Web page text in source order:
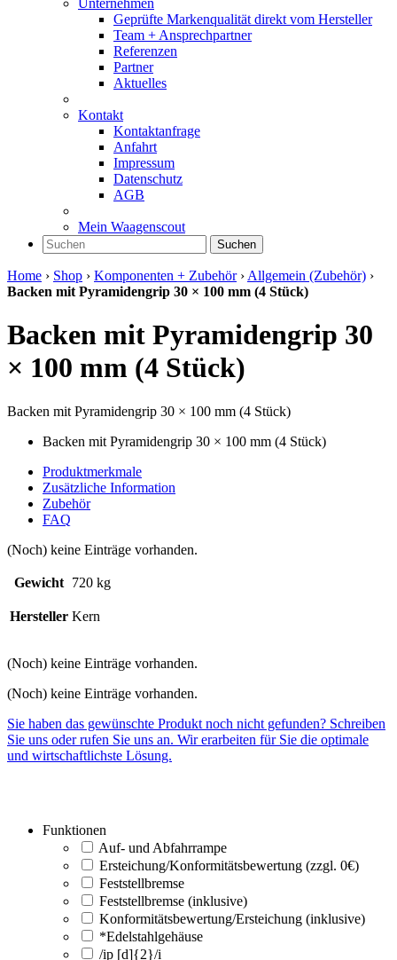
Unternehmen
Geprüfte Markenqualität direkt vom Hersteller
Team + Ansprechpartner
Referenzen
Partner
Aktuelles
Kontakt
Kontaktanfrage
Anfahrt
Impressum
Datenschutz
AGB
Mein Waagenscout
Suchen
Home › Shop › Komponenten + Zubehör› Allgemein (Zubehör) ›
Backen mit Pyramidengrip 30 × 100 mm (4 Stück)
Backen mit Pyramidengrip 30
× 100 mm (4 Stück)
Backen mit Pyramidengrip 30 × 100 mm (4 Stück)
Backen mit Pyramidengrip 30 × 100 mm (4 Stück)
Produktmerkmale
Zusätzliche Information
Zubehör
FAQ
(Noch) keine Einträge vorhanden.
Gewicht 720 kg
Hersteller Kern
(Noch) keine Einträge vorhanden.
(Noch) keine Einträge vorhanden.
Sie haben das gewünschte Produkt noch nicht gefunden? Schreiben
Sie uns oder rufen Sie uns an. Wir erarbeiten für Sie die optimale
und wirtschaftlichste Lösung.
Funktionen
Auf- und Abfahrrampe
Ersteichung/Konformitätsbewertung (zzgl. 0€)
Feststellbremse
Feststellbremse (inklusive)
Konformitätsbewertung/Ersteichung (inklusive)
*Edelstahlgehäuse
/ip [d]{2}/i